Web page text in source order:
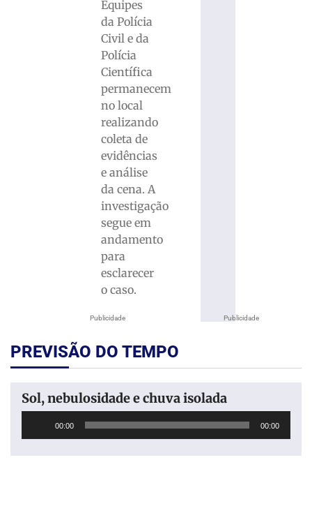
Publicidade
Equipes
da Polícia
Civil e da
Polícia
Científica
permanecem
no local
realizando
coleta de
evidências
e análise
da cena. A
investigação
segue em
andamento
para
esclarecer
o caso.
Publicidade
PREVISÃO DO TEMPO
Sol, nebulosidade e chuva isolada
00:00 00:00